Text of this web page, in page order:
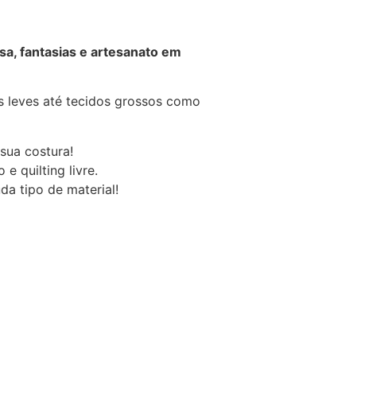
fantasias e artesanato em
leves até tecidos grossos como
costura!
e quilting livre.
tipo de material!